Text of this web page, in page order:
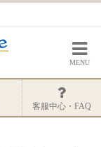
MENU
客服中心・FAQ